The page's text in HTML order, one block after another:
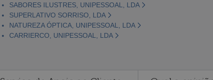
SABORES ILUSTRES, UNIPESSOAL, LDA
SUPERLATIVO SORRISO, LDA
NATUREZA ÓPTICA, UNIPESSOAL, LDA
CARRIERCO, UNIPESSOAL, LDA